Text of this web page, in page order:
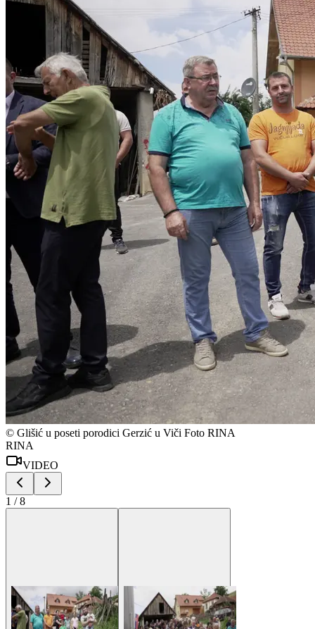
© Glišić u poseti porodici Gerzić u Viči Foto RINA
RINA
VIDEO
1 /8